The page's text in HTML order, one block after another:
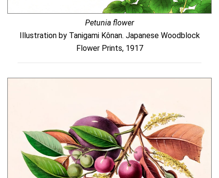
Petunia flower
Illustration by Tanigami Kônan. Japanese Woodblock
Flower Prints, 1917